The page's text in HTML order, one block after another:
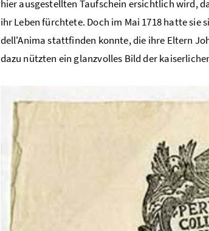
hier ausgestellten Taufschein ersichtlich wird,
ihr Leben fürchtete. Doch im Mai 1718 hatte
dell'Anima stattfinden konnte, die ihre Eltern
dazu nützten ein glanzvolles Bild der